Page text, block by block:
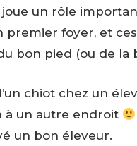
un rôle
premier foyer, et
bon pied (ou de la
chiot chez un
à un autre endroit
un bon éleveur.